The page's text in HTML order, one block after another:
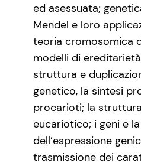
ed asessuata;
Mendel e loro
teoria cromosomica
modelli di
struttura e
genetico, la sintesi
procarioti; la
eucariotico; i geni e
dell’espressione
trasmissione dei